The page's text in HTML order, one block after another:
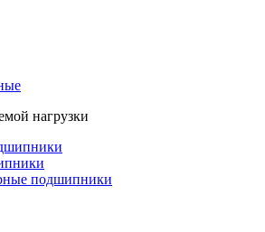
нагрузки
подшипники